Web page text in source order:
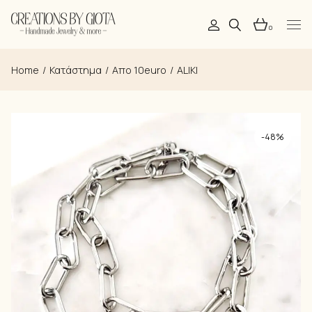
to
the 0
Home Κατάστημα Απο 10euro ALIKI
-48%